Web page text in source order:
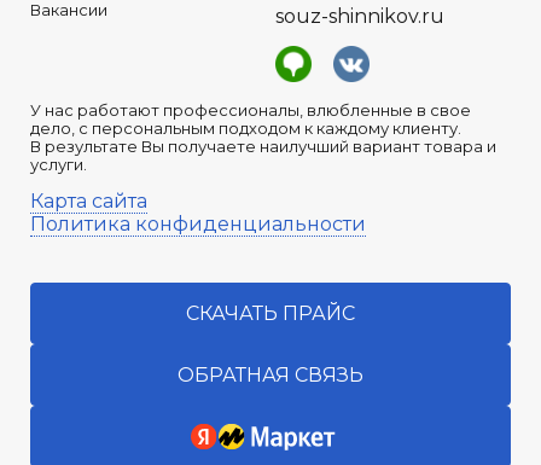
Вакансии
У нас работают профессионалы, влюбленные в свое
дело, с персональным подходом к каждому клиенту.
В результате Вы получаете наилучший вариант товара и
услуги.
Карта сайта
Политика конфиденциальности
souz-shinnikov.ru
СКАЧАТЬ ПРАЙС
ОБРАТНАЯ СВЯЗЬ